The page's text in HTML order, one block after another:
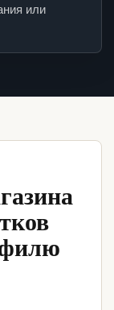
или